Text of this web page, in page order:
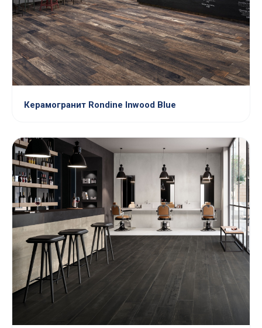
Керамогранит Rondine Inwood Blue